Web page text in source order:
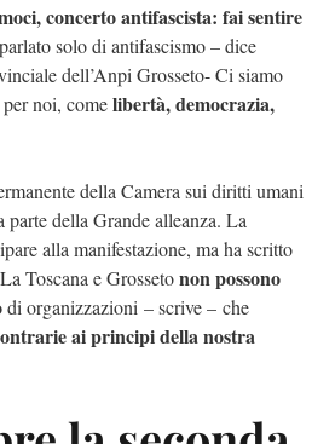
concerto antifascista: fai sentire
solo di antifascismo – dice
dell’Anpi Grosseto- Ci siamo
noi, comelibertà, democrazia,
della Camera sui diritti umani
parte della Grande alleanza. La
alla manifestazione, ma ha scritto
Toscana e Grossetonon possono
di organizzazioni – scrive – che
ai principi della nostra